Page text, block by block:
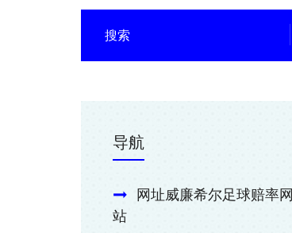
导航
网址威廉希尔足球赔率网
站